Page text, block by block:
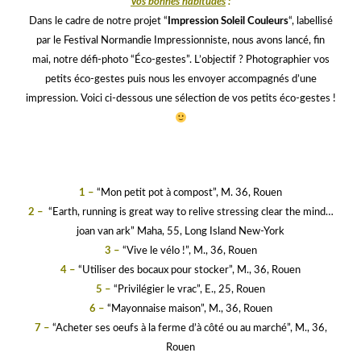
Vos bonnes habitudes :
Dans le cadre de notre projet “ Impression Soleil Couleurs“, labellisé
par le Festival Normandie Impressionniste, nous avons lancé, fin
mai, notre défi-photo “Éco-gestes”. L’objectif ? Photographier vos
petits éco-gestes puis nous les envoyer accompagnés d’une
impression. Voici ci-dessous une sélection de vos petits éco-gestes !
1 – “Mon petit pot à compost”, M. 36, Rouen
2 – “Earth, running is great way to relive stressing clear the mind…
joan van ark” Maha, 55, Long Island New-York
3 – “Vive le vélo !”, M., 36, Rouen
4 – “Utiliser des bocaux pour stocker”, M., 36, Rouen
5 – “Privilégier le vrac”, E., 25, Rouen
6 – “Mayonnaise maison”, M., 36, Rouen
7 – “Acheter ses oeufs à la ferme d’à côté ou au marché”, M., 36,
Rouen